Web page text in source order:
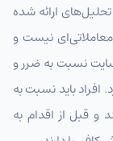
ارائه شده
نیست و
نسبت به ضرر و
افراد باید نسبت به
و قبل از اقدام به